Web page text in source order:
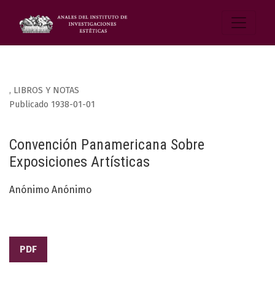
, LIBROS Y NOTAS
Convención Panamericana Sobre
Exposiciones Artísticas
Publicado 1938-01-01
Anónimo Anónimo
PDF